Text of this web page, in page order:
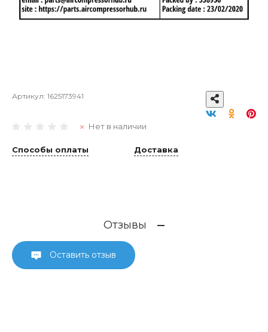
Артикул: 1625173941
Нет в наличии
Способы оплаты Доставка
Отзывы
Оставить отзыв